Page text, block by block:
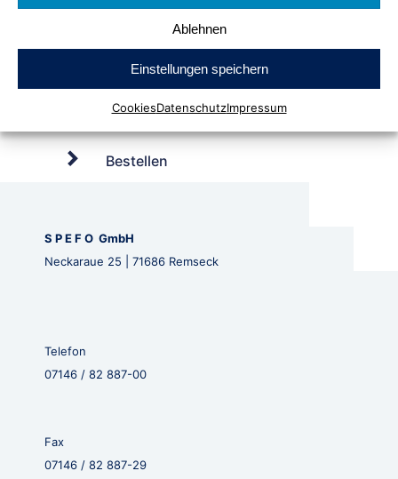
Ablehnen
Einstellungen speichern
CookiesDatenschutzImpressum
Bestellen
S P E F O GmbH
Neckaraue 25 | 71686 Remseck
Telefon
07146 / 82 887-00
Fax
07146 / 82 887-29